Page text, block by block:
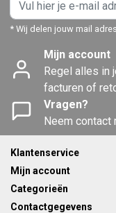
* Wij delen jouw mail
Mijn account
Regel alles in
facturen of
Vragen?
Neem contact
Klantenservice
Mijn account
Categorieën
Contactgegevens